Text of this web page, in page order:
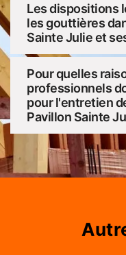
Les dispositions
les gouttières
Sainte Julie et
Pour quelles
professionnels
pour l'entretien
Pavillon Sainte